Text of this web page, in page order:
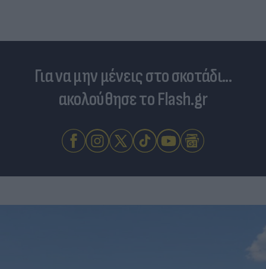
Για να μην μένεις στο σκοτάδι...
ακολούθησε το Flash.gr